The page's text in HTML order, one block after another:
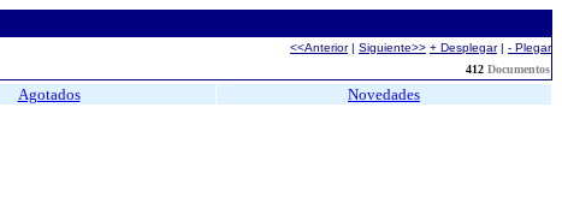
<<Anterior| Siguiente>> + Desplegar| - Plegar
412 Documentos
Agotados
Novedades